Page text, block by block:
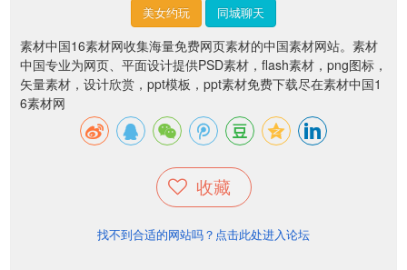
美女约玩 同城聊天
素材中国16素材网收集海量免费网页素材的中国素材网站。素材
中国专业为网页、平面设计提供PSD素材，flash素材，png图标，
矢量素材，设计欣赏，ppt模板，ppt素材免费下载尽在素材中国1
6素材网
收藏
找不到合适的网站吗？点击此处进入论坛